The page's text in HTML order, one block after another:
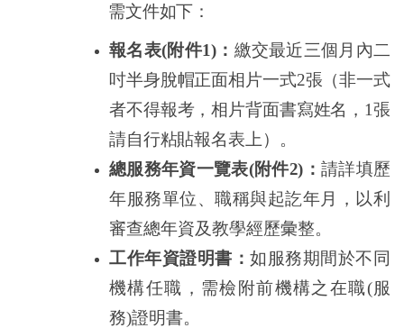
需文件如下：
報名表(附件1)： 繳交最近三個月內二
吋半身脫帽正面相片一式2張（非一式
者不得報考，相片背面書寫姓名， 1張
請自行粘貼報名表上）。
總服務年資一覽表(附件2) ： 請詳填歷
年服務單位、職稱與起訖年月，以利
審查總年資及教學經歷彙整。
工作年資證明書：如服務期間於不同
機構任職，需檢附前機構之在職(服
務)證明書。